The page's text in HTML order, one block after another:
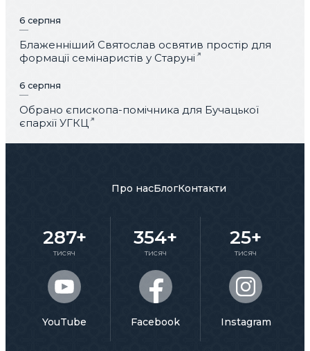
6 серпня
Блаженніший Святослав освятив простір для
формації семінаристів у Старуні
6 серпня
Обрано єпископа-помічника для Бучацької
єпархії УГКЦ
Про насБлогКонтакти
287+
тисяч
YouTube
354+
тисяч
Facebook
25+
тисяч
Instagram